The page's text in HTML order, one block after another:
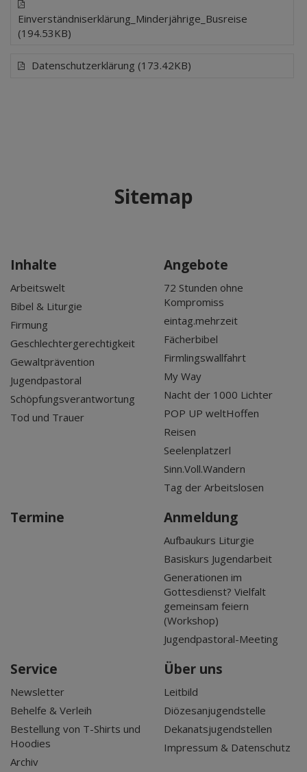
Einverständniserklärung_Minderjährige_Busreise
(194.53KB)
Datenschutzerklärung (173.42KB)
Sitemap
Inhalte
Arbeitswelt
Bibel & Liturgie
Firmung
Geschlechtergerechtigkeit
Gewaltprävention
Jugendpastoral
Schöpfungsverantwortung
Tod und Trauer
Angebote
72 Stunden ohne
Kompromiss
eintag.mehrzeit
Fächerbibel
Firmlingswallfahrt
My Way
Nacht der 1000 Lichter
POP UP weltHoffen
Reisen
Seelenplatzerl
Sinn.Voll.Wandern
Tag der Arbeitslosen
Termine Anmeldung
Aufbaukurs Liturgie
Basiskurs Jugendarbeit
Generationen im
Gottesdienst? Vielfalt
gemeinsam feiern
(Workshop)
Jugendpastoral-Meeting
Service
Newsletter
Behelfe & Verleih
Bestellung von T-Shirts und
Hoodies
Archiv
Über uns
Leitbild
Diözesanjugendstelle
Dekanatsjugendstellen
Impressum & Datenschutz